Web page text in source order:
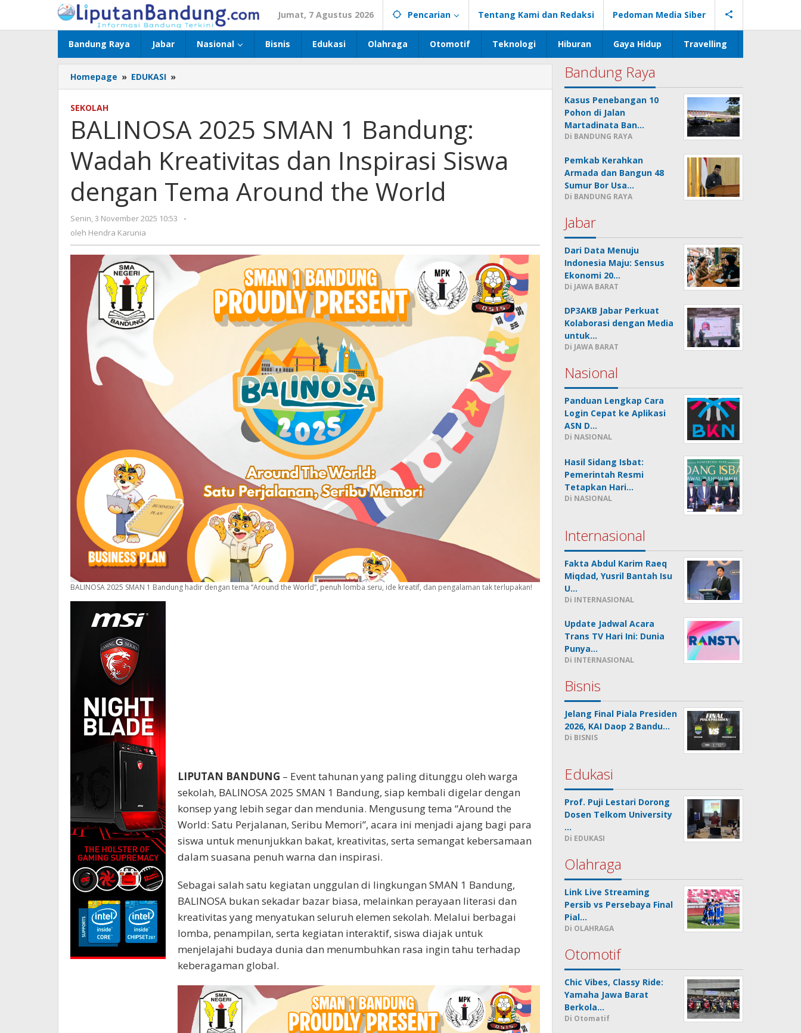
konten
Jumat, 7 Agustus 2026 Pencarian Tentang Kami dan Redaksi Pedoman Media Siber
Bandung Raya Jabar Nasional Bisnis Edukasi Olahraga Otomotif Teknologi Hiburan Gaya Hidup Travelling
Homepage » EDUKASI »
2025
Bandung:
Wadah
Kreativitas
dan
Siswa
dengan
World
SEKOLAH
BALINOSA 2025 SMAN 1 Bandung:
Wadah Kreativitas dan Inspirasi Siswa
dengan Tema Around the World
Senin, 3 November 2025 10:53
oleh
-
oleh Hendra Karunia
BALINOSA 2025 SMAN 1 Bandung hadir dengan tema “Around the World”, penuh lomba seru, ide kreatif, dan pengalaman tak terlupakan!
LIPUTAN BANDUNG – Event tahunan yang paling ditunggu oleh warga
sekolah, BALINOSA 2025 SMAN 1 Bandung, siap kembali digelar dengan
konsep yang lebih segar dan mendunia. Mengusung tema “Around the
World: Satu Perjalanan, Seribu Memori”, acara ini menjadi ajang bagi para
siswa untuk menunjukkan bakat, kreativitas, serta semangat kebersamaan
dalam suasana penuh warna dan inspirasi.
Sebagai salah satu kegiatan unggulan di lingkungan SMAN 1 Bandung,
BALINOSA bukan sekadar bazar biasa, melainkan perayaan literasi dan
kreativitas yang menyatukan seluruh elemen sekolah. Melalui berbagai
lomba, penampilan, serta kegiatan interaktif, siswa diajak untuk
menjelajahi budaya dunia dan menumbuhkan rasa ingin tahu terhadap
keberagaman global.
Bandung Raya
Kasus Penebangan 10
Pohon di Jalan
Martadinata Ban…
Di BANDUNG RAYA
Pemkab Kerahkan
Armada dan Bangun 48
Sumur Bor Usa…
Di BANDUNG RAYA
Jabar
Dari Data Menuju
Indonesia Maju: Sensus
Ekonomi 20…
Di JAWA BARAT
DP3AKB Jabar Perkuat
Kolaborasi dengan Media
untuk…
Di JAWA BARAT
Nasional
Panduan Lengkap Cara
Login Cepat ke Aplikasi
ASN D…
Di NASIONAL
Hasil Sidang Isbat:
Pemerintah Resmi
Tetapkan Hari…
Di NASIONAL
Internasional
Fakta Abdul Karim Raeq
Miqdad, Yusril Bantah Isu
U…
Di INTERNASIONAL
Update Jadwal Acara
Trans TV Hari Ini: Dunia
Punya…
Di INTERNASIONAL
Bisnis
Jelang Final Piala Presiden
2026, KAI Daop 2 Bandu…
Di BISNIS
Edukasi
Prof. Puji Lestari Dorong
Dosen Telkom University
…
Di EDUKASI
Olahraga
Link Live Streaming
Persib vs Persebaya Final
Pial…
Di OLAHRAGA
Otomotif
Chic Vibes, Classy Ride:
Yamaha Jawa Barat
Berkola…
Di Otomatif